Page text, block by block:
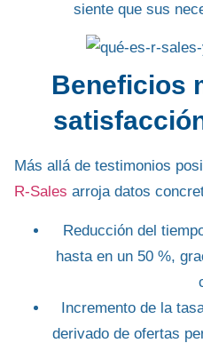
siente que sus
Beneficios
Más allá de testimonios
R-Sales arroja datos
Reducción del
hasta en un 50 %,
Incremento de la
derivado de ofertas